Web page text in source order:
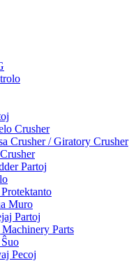
Crusher
Crusher / Giratory Crusher
Partoj
Muro
Partoj
Parts
Pecoj